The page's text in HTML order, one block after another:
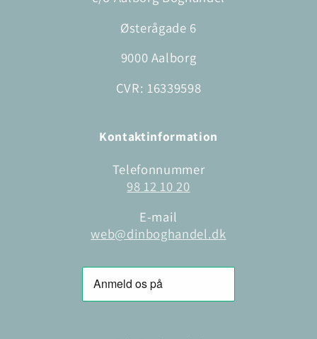
Østerågade 6
9000 Aalborg
CVR: 16339598
Kontaktinformation
Telefonnummer
98 12 10 20
E-mail
web@dinboghandel.dk